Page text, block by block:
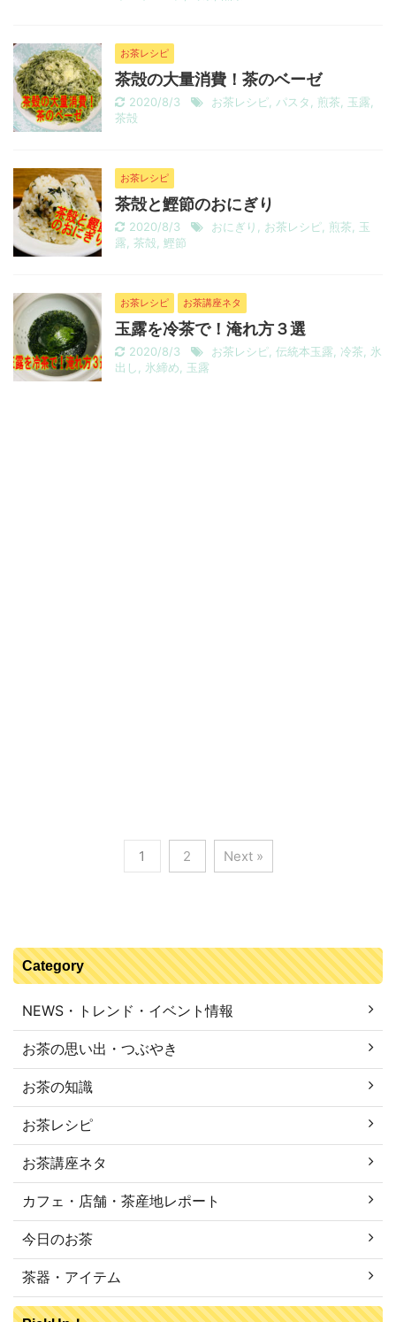
お茶レシピ
茶殻の大量消費！茶のベーゼ
2020/8/3 お茶レシピ パスタ 煎茶 玉露
茶殻
お茶レシピ
茶殻と鰹節のおにぎり
2020/8/3 おにぎり お茶レシピ 煎茶
玉
露 茶殻 鰹節
お茶レシピ お茶講座ネタ
玉露を冷茶で！淹れ方３選
2020/8/3 お茶レシピ 伝統本玉露 冷茶
氷
出し
氷締め 玉露
1 2 Next »
Category
NEWS・トレンド・イベント情報
お茶の思い出・つぶやき
お茶の知識
お茶レシピ
お茶講座ネタ
カフェ・店舗・茶産地レポート
今日のお茶
茶器・アイテム